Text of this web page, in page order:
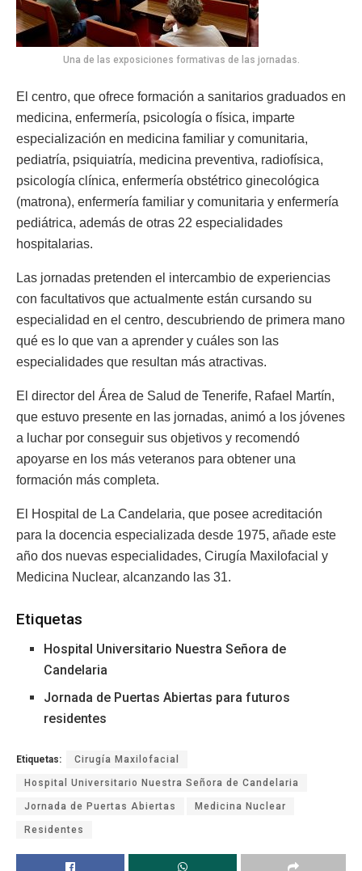
Una de las exposiciones formativas de las jornadas.
El centro, que ofrece formación a sanitarios graduados en
medicina, enfermería, psicología o física, imparte
especialización en medicina familiar y comunitaria,
pediatría, psiquiatría, medicina preventiva, radiofísica,
psicología clínica, enfermería obstétrico ginecológica
(matrona), enfermería familiar y comunitaria y enfermería
pediátrica, además de otras 22 especialidades
hospitalarias.
Las jornadas pretenden el intercambio de experiencias
con facultativos que actualmente están cursando su
especialidad en el centro, descubriendo de primera mano
qué es lo que van a aprender y cuáles son las
especialidades que resultan más atractivas.
El director del Área de Salud de Tenerife, Rafael Martín,
que estuvo presente en las jornadas, animó a los jóvenes
a luchar por conseguir sus objetivos y recomendó
apoyarse en los más veteranos para obtener una
formación más completa.
El Hospital de La Candelaria, que posee acreditación
para la docencia especializada desde 1975, añade este
año dos nuevas especialidades, Cirugía Maxilofacial y
Medicina Nuclear, alcanzando las 31.
Etiquetas
Hospital Universitario Nuestra Señora de
Candelaria
Jornada de Puertas Abiertas para futuros
residentes
Etiquetas: Cirugía Maxilofacial
Hospital Universitario Nuestra Señora de Candelaria
Jornada de Puertas Abiertas Medicina Nuclear
Residentes